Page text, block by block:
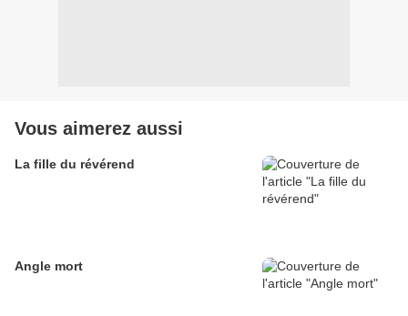
Vous aimerez aussi
La fille du révérend
Angle mort